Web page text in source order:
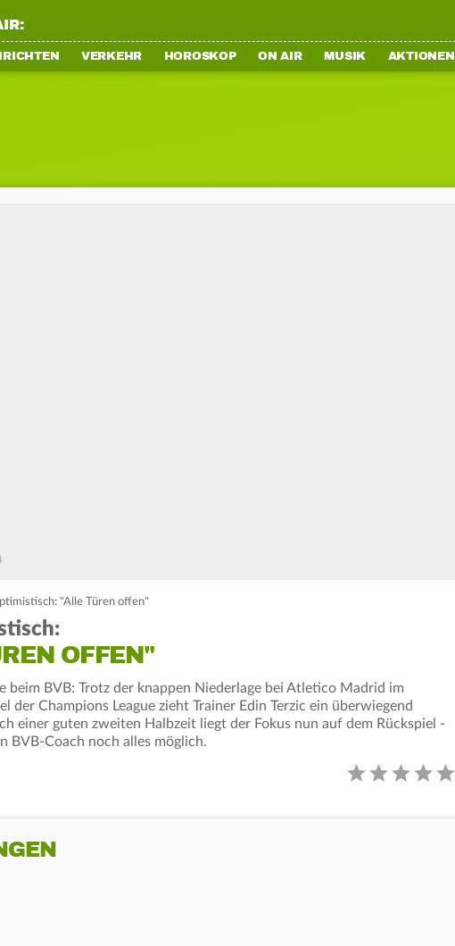
VERKEHR HOROSKOP ON AIR MUSIK AKTIONEN
"Alle Türen offen"
OFFEN"
beim BVB: Trotz der knappen Niederlage bei Atletico Madrid im
der Champions League zieht Trainer Edin Terzic ein überwiegend
einer guten zweiten Halbzeit liegt der Fokus nun auf dem Rückspiel -
BVB-Coach noch alles möglich.